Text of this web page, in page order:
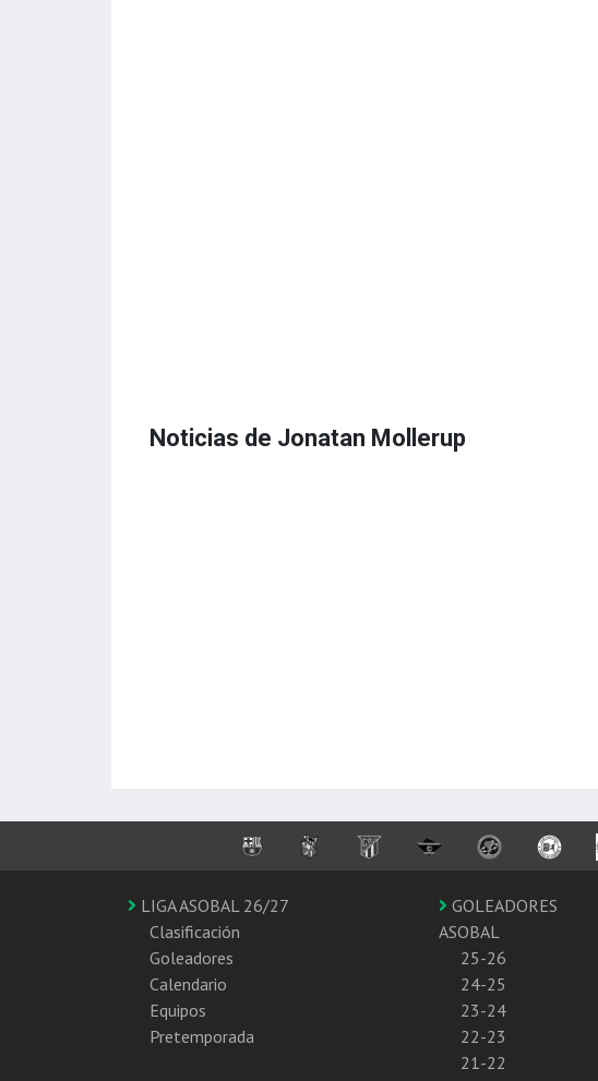
Noticias de Jonatan Mollerup
LIGA ASOBAL 26/27
Clasificación
Goleadores
Calendario
Equipos
Pretemporada
GOLEADORES
ASOBAL
25-26
24-25
23-24
22-23
21-22